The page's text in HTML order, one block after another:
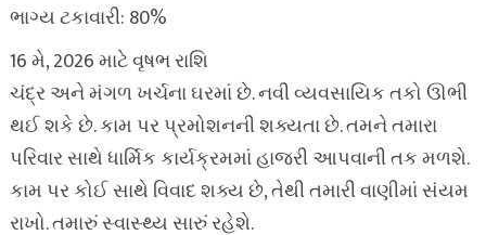
ભાગ્ય ટકાવારી: 80%
16 મે, 2026 માટે વૃષભ રાશિ
ચંદ્ર અને મંગળ ખર્ચના ઘરમાં છે. નવી વ્યવસાયિક તકો ઊભી
થઈ શકે છે. કામ પર પ્રમોશનની શક્યતા છે. તમને તમારા
પરિવાર સાથે ધાર્મિક કાર્યક્રમમાં હાજરી આપવાની તક મળશે.
કામ પર કોઈ સાથે વિવાદ શક્ય છે, તેથી તમારી વાણીમાં સંયમ
રાખો. તમારું સ્વાસ્થ્ય સારું રહેશે.